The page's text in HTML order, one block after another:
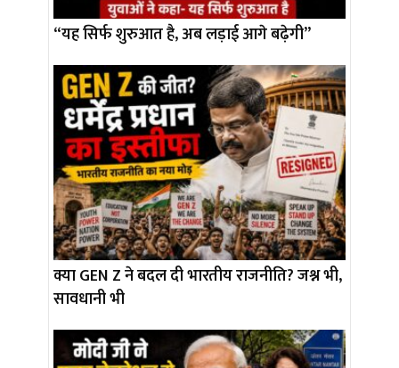
“यह सिर्फ शुरुआत है, अब लड़ाई आगे बढ़ेगी”
क्या GEN Z ने बदल दी भारतीय राजनीति? जश्न भी,
सावधानी भी